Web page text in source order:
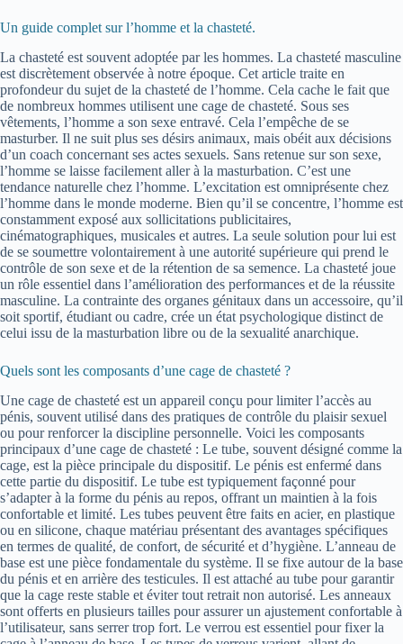
Un guide complet sur l’homme et la chasteté.
La chasteté est souvent adoptée par les hommes. La chasteté masculine
est discrètement observée à notre époque. Cet article traite en
profondeur du sujet de la chasteté de l’homme. Cela cache le fait que
de nombreux hommes utilisent une cage de chasteté. Sous ses
vêtements, l’homme a son sexe entravé. Cela l’empêche de se
masturber. Il ne suit plus ses désirs animaux, mais obéit aux décisions
d’un coach concernant ses actes sexuels. Sans retenue sur son sexe,
l’homme se laisse facilement aller à la masturbation. C’est une
tendance naturelle chez l’homme. L’excitation est omniprésente chez
l’homme dans le monde moderne. Bien qu’il se concentre, l’homme est
constamment exposé aux sollicitations publicitaires,
cinématographiques, musicales et autres. La seule solution pour lui est
de se soumettre volontairement à une autorité supérieure qui prend le
contrôle de son sexe et de la rétention de sa semence. La chasteté joue
un rôle essentiel dans l’amélioration des performances et de la réussite
masculine. La contrainte des organes génitaux dans un accessoire, qu’il
soit sportif, étudiant ou cadre, crée un état psychologique distinct de
celui issu de la masturbation libre ou de la sexualité anarchique.
Quels sont les composants d’une cage de chasteté ?
Une cage de chasteté est un appareil conçu pour limiter l’accès au
pénis, souvent utilisé dans des pratiques de contrôle du plaisir sexuel
ou pour renforcer la discipline personnelle. Voici les composants
principaux d’une cage de chasteté : Le tube, souvent désigné comme la
cage, est la pièce principale du dispositif. Le pénis est enfermé dans
cette partie du dispositif. Le tube est typiquement façonné pour
s’adapter à la forme du pénis au repos, offrant un maintien à la fois
confortable et limité. Les tubes peuvent être faits en acier, en plastique
ou en silicone, chaque matériau présentant des avantages spécifiques
en termes de qualité, de confort, de sécurité et d’hygiène. L’anneau de
base est une pièce fondamentale du système. Il se fixe autour de la base
du pénis et en arrière des testicules. Il est attaché au tube pour garantir
que la cage reste stable et éviter tout retrait non autorisé. Les anneaux
sont offerts en plusieurs tailles pour assurer un ajustement confortable à
l’utilisateur, sans serrer trop fort. Le verrou est essentiel pour fixer la